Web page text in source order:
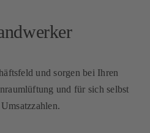
und sorgen bei Ihren
und für sich selbst